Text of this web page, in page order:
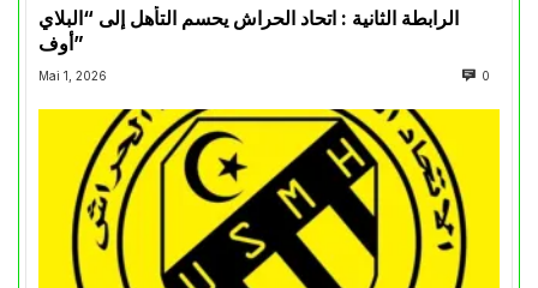
الرابطة الثانية : اتحاد الحراش يحسم التأهل إلى “البلاي
أوف”
Mai 1, 2026 0